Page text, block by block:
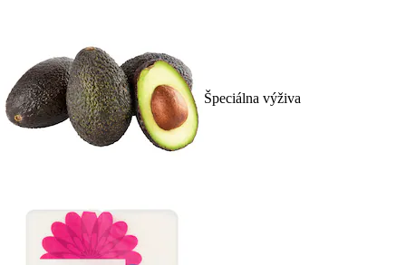
Špeciálna výživa